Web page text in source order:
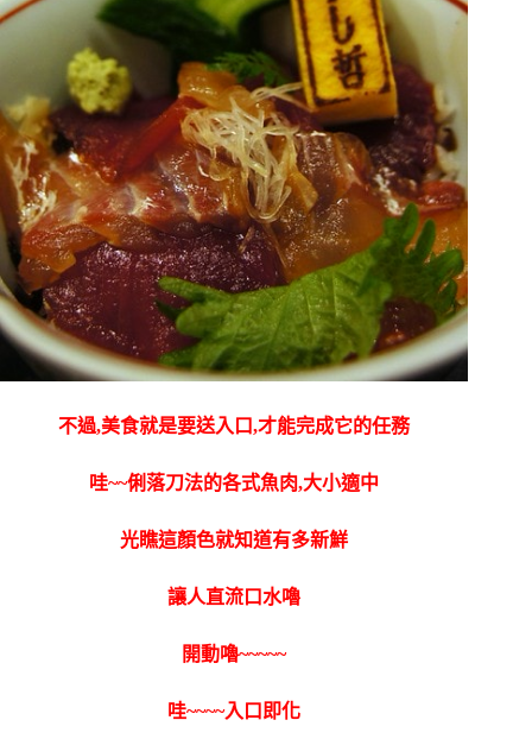
不過,美食就是要送入口,才能完成它的任務
哇~~俐落刀法的各式魚肉,大小適中
光瞧這顏色就知道有多新鮮
讓人直流口水嚕
開動嚕~~~~~
哇~~~~入口即化